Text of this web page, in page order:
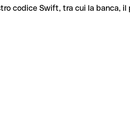
codice Swift, tra cui la banca,